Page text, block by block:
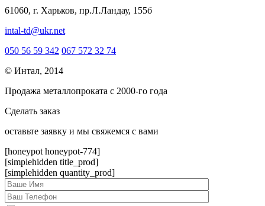
61060, г. Харьков, пр.Л.Ландау, 155б
intal-td@ukr.net
050 56 59 342 067 572 32 74
© Интал, 2014
Продажа металлопроката с 2000-го года
Сделать заказ
оcтавьте заявку и мы свяжемся с вами
[honeypot honeypot-774]
[simplehidden title_prod]
[simplehidden quantity_prod]